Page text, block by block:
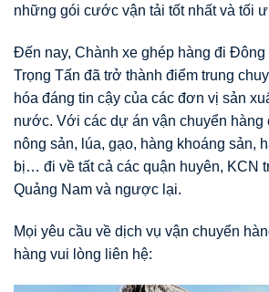
những gói cước vận tải tốt nhất và tối
Đến nay, Chành xe ghép hàng đi
Trọng Tấn đã trở thành điểm trung
hóa đáng tin cậy của các đơn vị sản
nước. Với các dự án vận chuyển hàng
nông sản, lúa, gạo, hàng khoáng sản,
bị… đi về tất cả các quận huyên, KCN
Quảng Nam và ngược lại.
Mọi yêu cầu về dịch vụ vận chuyển
hàng vui lòng liên hệ: